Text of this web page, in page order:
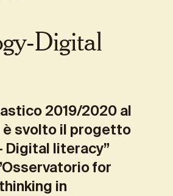
Digital
2019/2020 al
svolto il progetto
Digital literacy”
for
in